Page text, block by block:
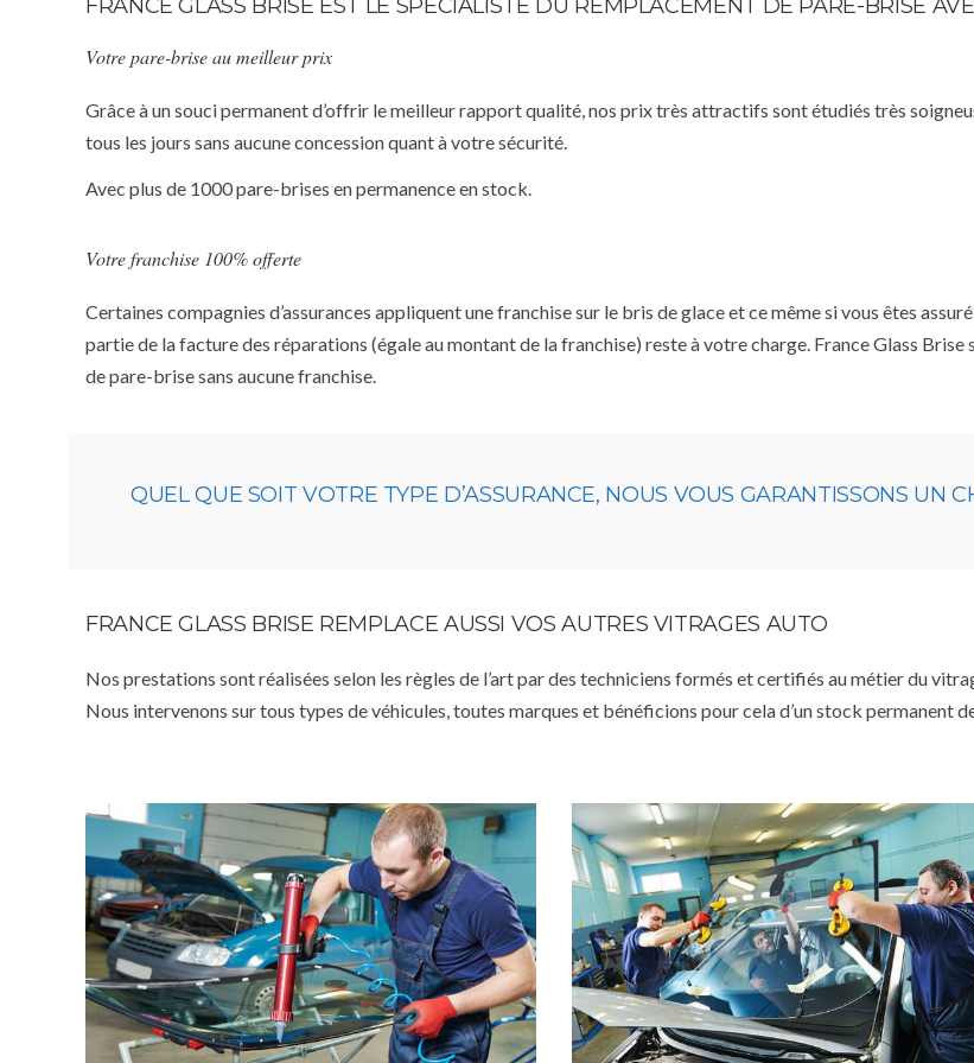
FRANCE GLASS BRISE EST LE SPÉCIALISTE DU REMPLACEMENT DE PARE-BRISE
Votre pare-brise au meilleur prix
Grâce à un souci permanent d’offrir le meilleur rapport qualité, nos prix très attractifs sont étudiés très
tous les jours sans aucune concession quant à votre sécurité.
Avec plus de 1000 pare-brises en permanence en stock.
Votre franchise 100% offerte
Certaines compagnies d’assurances appliquent une franchise sur le bris de glace et ce même si vous êtes
partie de la facture des réparations (égale au montant de la franchise) reste à votre charge. France Glass Brise
de pare-brise sans aucune franchise.
QUEL QUE SOIT VOTRE TYPE D’ASSURANCE, NOUS VOUS GARANTISSONS UN
FRANCE GLASS BRISE REMPLACE AUSSI VOS AUTRES VITRAGES AUTO
Nos prestations sont réalisées selon les règles de l’art par des techniciens formés et certifiés au métier du
Nous intervenons sur tous types de véhicules, toutes marques et bénéficions pour cela d’un stock permanent